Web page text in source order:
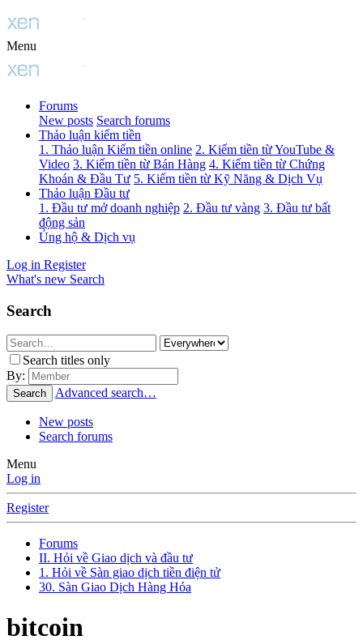
Menu
Forums
New posts Search forums
Thảo luận kiếm tiền
1. Thảo luận Kiếm tiền online 2. Kiếm tiền từ YouTube &
Video 3. Kiếm tiền từ Bán Hàng 4. Kiếm tiền từ Chứng
Khoán & Đầu Tư 5. Kiếm tiền từ Kỹ Năng & Dịch Vụ
Thảo luận Đầu tư
1. Đầu tư mở doanh nghiệp 2. Đầu tư vàng 3. Đầu tư bất
động sản
Ủng hộ & Dịch vụ
Log in Register
What's new Search
Search
Search titles only
By:
Search Advanced search…
New posts
Search forums
Menu
Log in
Register
Forums
II. Hỏi về Giao dịch và đầu tư
1. Hỏi về Sàn giao dịch tiền điện tử
30. Sàn Giao Dịch Hàng Hóa
bitcoin